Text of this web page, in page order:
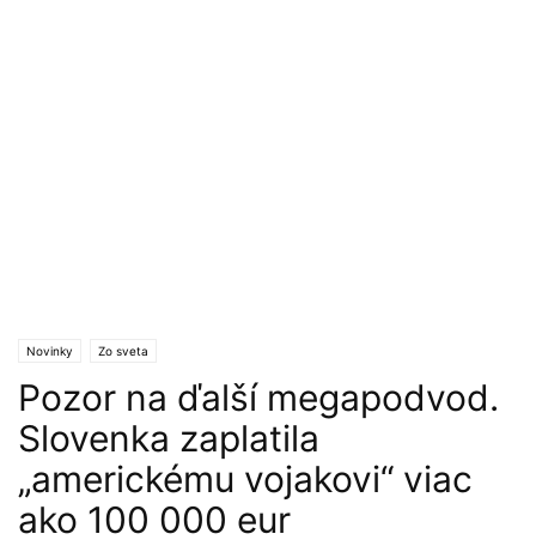
Novinky Zo sveta
Pozor na ďalší megapodvod.
Slovenka zaplatila
„americkému vojakovi“ viac
ako 100 000 eur